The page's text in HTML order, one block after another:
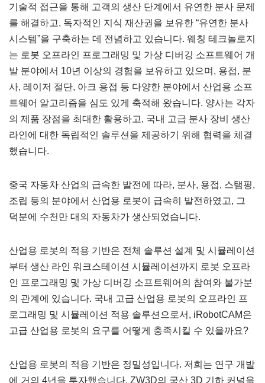
기술적 접근을 통해 고객의 생산 단계에서 유연한 분사 문제
를 해결하고, 독자적인 지식 재산권을 보유한 “유연한 분사
시스템”을 구축하는 데 전념하고 있습니다. 웨칭 테크놀로지
는 로봇 오프라인 프로그래밍 및 가상 디버깅 소프트웨어 개
발 분야에서 10년 이상의 경험을 보유하고 있으며, 용접, 분
사, 레이저 절단, 아크 용접 등 다양한 분야에서 산업용 소프
트웨어 알고리즘을 심도 있게 축적해 왔습니다. 양사는 각자
의 제품 장점을 최대한 활용하고, 국내 고급 분사 장비 생산
라인에 대한 독립적인 솔루션을 제공하기 위해 협력을 체결
했습니다.
중국 자동차 산업의 급속한 발전에 따라, 분사, 용접, 스탬핑,
조립 등의 분야에서 산업용 로봇이 급속히 발전하였고, 그
덕분에 수천만 대의 자동차가 생산되었습니다.
산업용 로봇의 적용 기반은 전체 솔루션 설계 및 시뮬레이션
부터 생산 라인 워크스테이션 시뮬레이션까지 로봇 오프라
인 프로그래밍 및 가상 디버깅 소프트웨어의 참여와 불가분
의 관계에 있습니다. 국내 고급 산업용 로봇의 오프라인 프
로그래밍 및 시뮬레이션 적용 솔루션으로서, iRobotCAM은
고급 산업용 로봇의 요구를 어떻게 충족시킬 수 있을까요?
산업용 로봇의 적용 기반은 정밀성입니다. 저희는 연구 개발
에 거의 4년을 투자했습니다. ZW3D의 국산 3D 기하 커널을